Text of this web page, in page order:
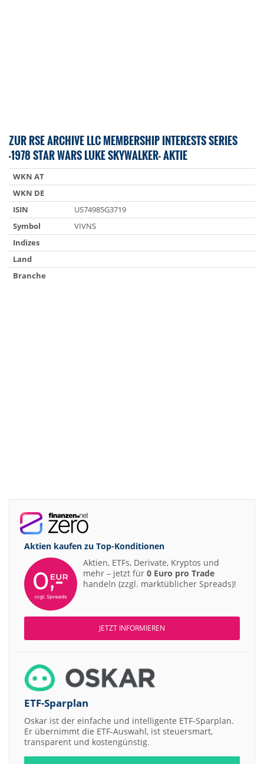
ZUR RSE ARCHIVE LLC MEMBERSHIP INTERESTS SERIES
-1978 STAR WARS LUKE SKYWALKER- AKTIE
WKN AT
WKN DE
ISIN
US74985G3719
Symbol
VIVNS
Indizes
Land
Branche
Aktien kaufen zu Top-Konditionen
Aktien, ETFs, Derivate, Kryptos und
mehr – jetzt für 0 Euro pro Trade
handeln (zzgl. marktüblicher Spreads)!
JETZT INFORMIEREN
ETF-Sparplan
Oskar ist der einfache und intelligente ETF-Sparplan.
Er übernimmt die ETF-Auswahl, ist steuersmart,
transparent und kostengünstig.